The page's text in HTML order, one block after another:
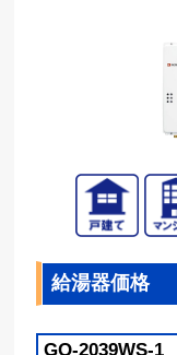
給湯器価格
GQ-2039WS-1